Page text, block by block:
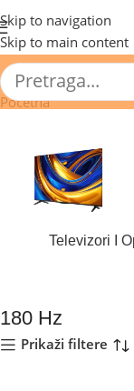
Skip to navigation
Skip to main content
🔥
Početna/ Proizvod
Televizori I
180 Hz
Prikaži filtere